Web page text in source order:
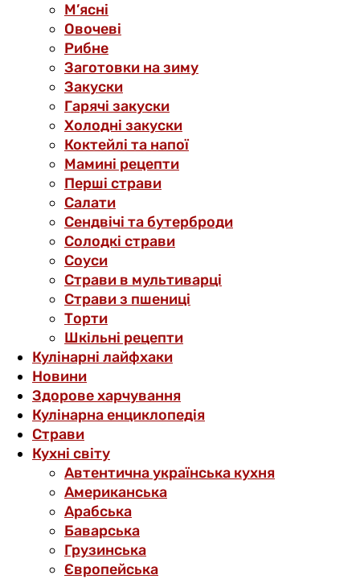
М’ясні
Овочеві
Рибне
Заготовки на зиму
Закуски
Гарячі закуски
Холодні закуски
Коктейлі та напої
Мамині рецепти
Перші страви
Салати
Сендвічі та бутерброди
Солодкі страви
Соуси
Страви в мультиварці
Страви з пшениці
Торти
Шкільні рецепти
Кулінарні лайфхаки
Новини
Здорове харчування
Кулінарна енциклопедія
Страви
Кухні світу
Автентична українська кухня
Американська
Арабська
Баварська
Грузинська
Європейська